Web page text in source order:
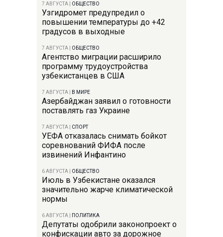
7 АВГУСТА ОБЩЕСТВО
Узгидромет предупредил о
повышении температуры до +42
градусов в выходные
7 АВГУСТА ОБЩЕСТВО
Агентство миграции расширило
программу трудоустройства
узбекистанцев в США
7 АВГУСТА В МИРЕ
Азербайджан заявил о готовности
поставлять газ Украине
7 АВГУСТА СПОРТ
УЕФА отказалась снимать бойкот
соревнований ФИФА после
извинений Инфантино
6 АВГУСТА ОБЩЕСТВО
Июль в Узбекистане оказался
значительно жарче климатической
нормы
6 АВГУСТА ПОЛИТИКА
Депутаты одобрили законопроект о
конфискации авто за дорожное